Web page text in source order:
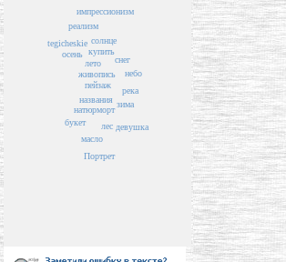
пейзаж
названия
живопись
лето
натюрморт
купить
солнце
лес
зима
осень
букет
масло
река
снег
tegicheskie
реализм
небо
импрессионизм
Портрет
девушка